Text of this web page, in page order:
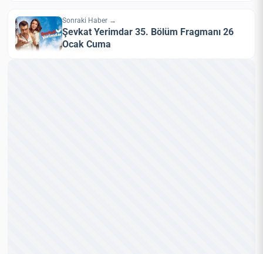
Sonraki Haber →
Şevkat Yerimdar 35. Bölüm Fragmanı 26
Ocak Cuma